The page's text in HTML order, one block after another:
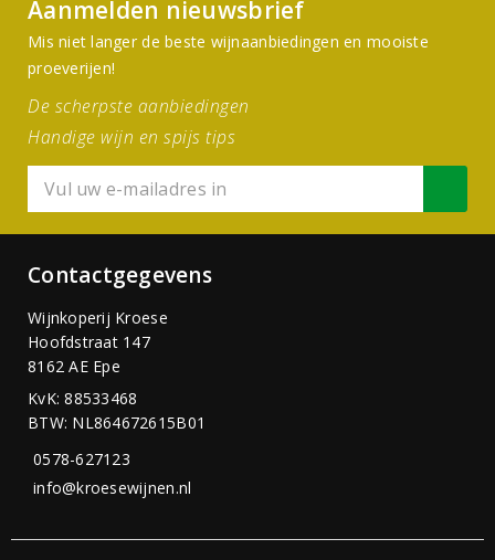
Aanmelden nieuwsbrief
Mis niet langer de beste wijnaanbiedingen en mooiste
proeverijen!
De scherpste aanbiedingen
Handige wijn en spijs tips
Contactgegevens
Wijnkoperij Kroese
Hoofdstraat 147
8162 AE Epe
KvK: 88533468
BTW: NL864672615B01
0578-627123
info@kroesewijnen.nl